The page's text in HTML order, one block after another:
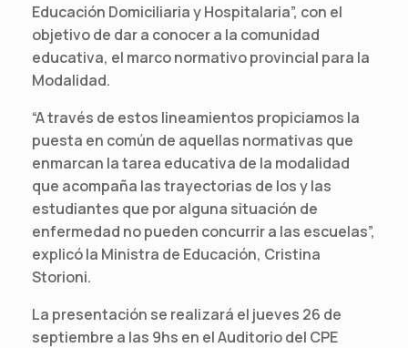
Educación Domiciliaria y Hospitalaria”, con el
objetivo de dar a conocer a la comunidad
educativa, el marco normativo provincial para la
Modalidad.
“A través de estos lineamientos propiciamos la
puesta en común de aquellas normativas que
enmarcan la tarea educativa de la modalidad
que acompaña las trayectorias de los y las
estudiantes que por alguna situación de
enfermedad no pueden concurrir a las escuelas”,
explicó la Ministra de Educación, Cristina
Storioni.
La presentación se realizará el jueves 26 de
septiembre a las 9hs en el Auditorio del CPE